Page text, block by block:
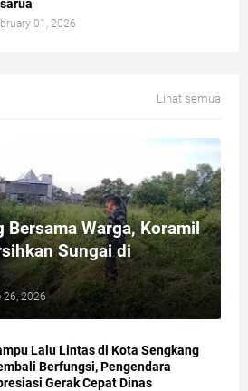
01, 2026
Lihat semua
Bersama Warga, Koramil
Sungai di
26, 2026
Lalu Lintas di Kota Sengkang
Berfungsi, Pengendara
Gerak Cepat Dinas